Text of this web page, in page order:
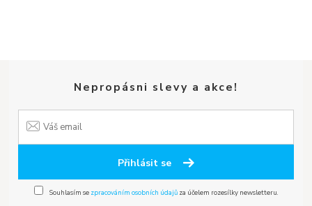
Nepropásni slevy a akce!
Přihlásit se
Souhlasím se zpracováním osobních údajůza účelem rozesílky newsletteru.